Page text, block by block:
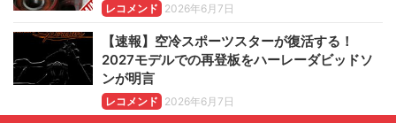
レコメンド 2026年6月7日
【速報】空冷スポーツスターが復活する！
2027モデルでの再登板をハーレーダビッドソ
ンが明言
レコメンド 2026年6月7日